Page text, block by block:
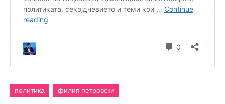
политика филип петровски